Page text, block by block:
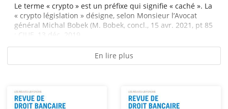
Le terme « crypto » est un préfixe qui signifie « caché ». La
« crypto législation » désigne, selon Monsieur l’Avocat
général Michal Bobek (M. Bobek, concl., 15 avr. 2021, pt 85
: CJUE, 13 déc. 2019,...
En lire plus